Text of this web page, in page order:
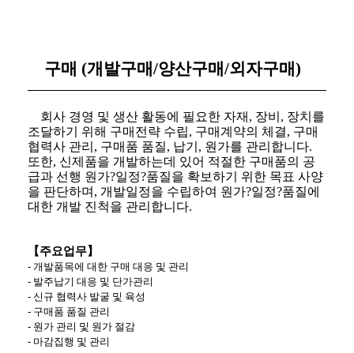
구매 (개발구매/양산구매/외자구매)
회사 경영 및 생산 활동에 필요한 자재 , 장비 , 장치를
조달하기 위해 구매전략 수립, 구매계약의 체결, 구매
협력사 관리 , 구매품 품질, 납기 , 원가를 관리합니다.
또한, 신제품을 개발하는데 있어 적절한 구매품의 공
급과 선행 원가?일정?품질을 확보하기 위한 목표 사양
을 판단하며 , 개발일정을 수립하여 원가?일정?품질에
대한 개발 진척을 관리합니다.
【주요업무】
- 개발품목에 대한 구매 대응 및 관리
- 발주납기 대응 및 단가관리
- 신규 협력사 발굴 및 육성
- 구매품 품질 관리
- 원가 관리 및 원가 절감
- 마감집행 및 관리